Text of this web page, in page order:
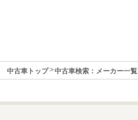
中古車トップ 中古車検索：メーカー一覧